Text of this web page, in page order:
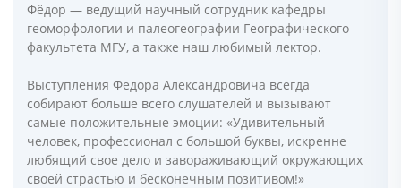
Фёдор — ведущий научный сотрудник кафедры
геоморфологии и палеогеографии Географического
факультета МГУ, а также наш любимый лектор.
Выступления Фёдора Александровича всегда
собирают больше всего слушателей и вызывают
самые положительные эмоции: «Удивительный
человек, профессионал с большой буквы, искренне
любящий свое дело и завораживающий окружающих
своей страстью и бесконечным позитивом!»